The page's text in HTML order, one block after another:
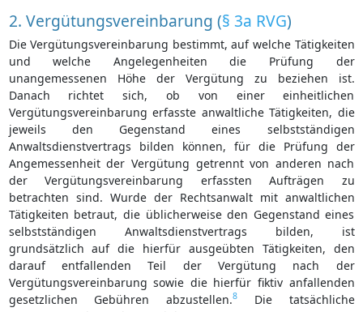
2. Vergütungsvereinbarung (§ 3a RVG)
Die Vergütungsvereinbarung bestimmt, auf welche Tätigkeiten
und welche Angelegenheiten die Prüfung der
unangemessenen Höhe der Vergütung zu beziehen ist.
Danach richtet sich, ob von einer einheitlichen
Vergütungsvereinbarung erfasste anwaltliche Tätigkeiten, die
jeweils den Gegenstand eines selbstständigen
Anwaltsdienstvertrags bilden können, für die Prüfung der
Angemessenheit der Vergütung getrennt von anderen nach
der Vergütungsvereinbarung erfassten Aufträgen zu
betrachten sind. Wurde der Rechtsanwalt mit anwaltlichen
Tätigkeiten betraut, die üblicherweise den Gegenstand eines
selbstständigen Anwaltsdienstvertrags bilden, ist
grundsätzlich auf die hierfür ausgeübten Tätigkeiten, den
darauf entfallenden Teil der Vergütung nach der
Vergütungsvereinbarung sowie die hierfür fiktiv anfallenden
gesetzlichen Gebühren abzustellen.8
Die tatsächliche